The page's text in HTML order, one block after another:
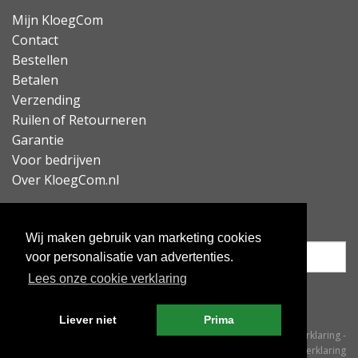
Wij maken gebruik van marketing cookies
voor personalisatie van advertenties.
Lees onze cookie verklaring
Liever niet Prima
Mijn KloegCom
Contact
Bestellen
Betalen
Verzending
Ruilen of Retourneren
Garantie
Voor bedrijven
Over KloegCom.nl
Algemene voorwaarden-Cookieverklaring-
Privacyverklaring